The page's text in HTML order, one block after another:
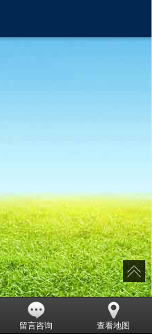
留言咨询 查看地图